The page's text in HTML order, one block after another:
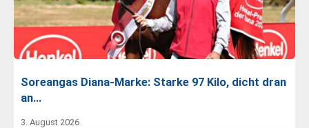
Soreangas Diana-Marke: Starke 97 Kilo, dicht dran
an…
3. August 2026